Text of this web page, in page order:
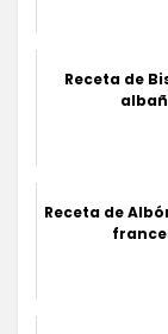
Receta de
Receta de